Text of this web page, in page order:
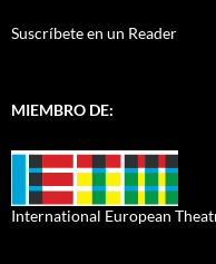
Suscríbete en un Reader
MIEMBRO DE:
International European